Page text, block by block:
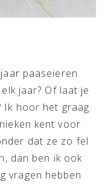
paaseieren
jaar? Of laat je
Ik hoor het graag.
kent voor
dat ze zo fel
dan ben ik ook
vragen hebben